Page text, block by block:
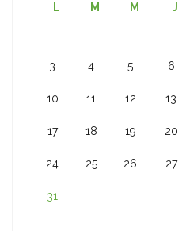
L M M J
3 4 5 6
10 11 12 13
17 18 19 20
24 25 26 27
31